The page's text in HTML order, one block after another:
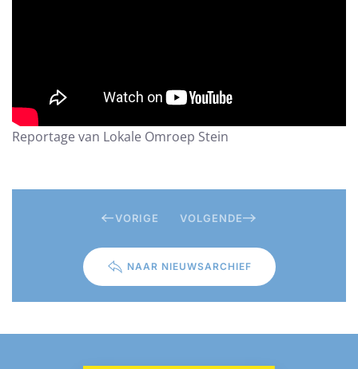
Reportage van Lokale Omroep Stein
VORIGE VOLGENDE
NAAR NIEUWSARCHIEF